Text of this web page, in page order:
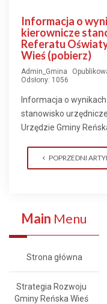
Informacja o
kierownicze
Referatu
Wieś (pobierz)
Admin_Gmina
Odsłony: 1056
Informacja o
stanowisko
Urzędzie Gminy
POPRZEDNI
Main Menu
Strona główna
Strategia Rozwoju
Gminy Reńska Wieś